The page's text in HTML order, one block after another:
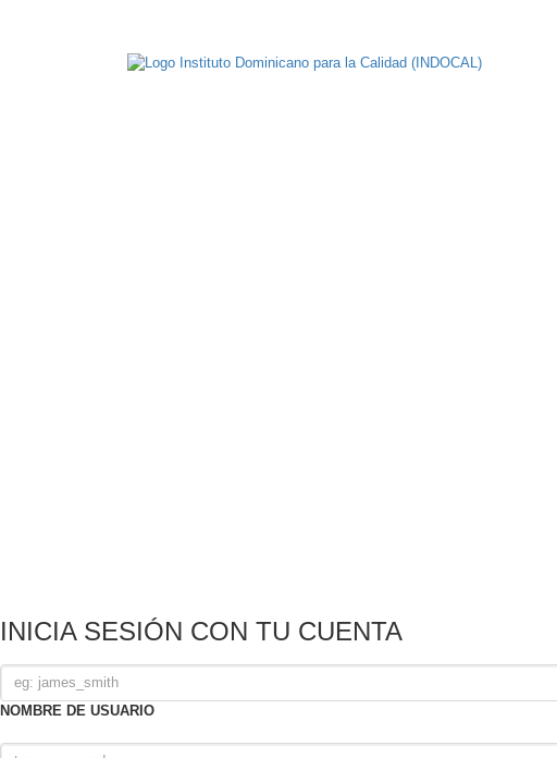
INICIA SESIÓN CON TU CUENTA
NOMBRE DE USUARIO